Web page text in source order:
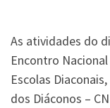
As atividades do
Encontro
Escolas
dos Diáconos –